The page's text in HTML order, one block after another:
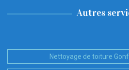
Autres
Nettoyage de toiture